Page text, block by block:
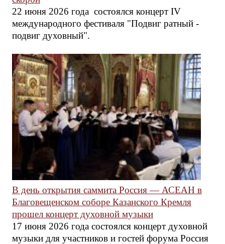
22 июня 2026 года состоялся концерт IV
международного фестиваля "Подвиг ратный -
подвиг духовный".
В день открытия саммита Россия — АСЕАН в
Благовещенском соборе Казанского Кремля
прошел концерт духовной музыки
17 июня 2026 года состоялся концерт духовной
музыки для участников и гостей форума Россия